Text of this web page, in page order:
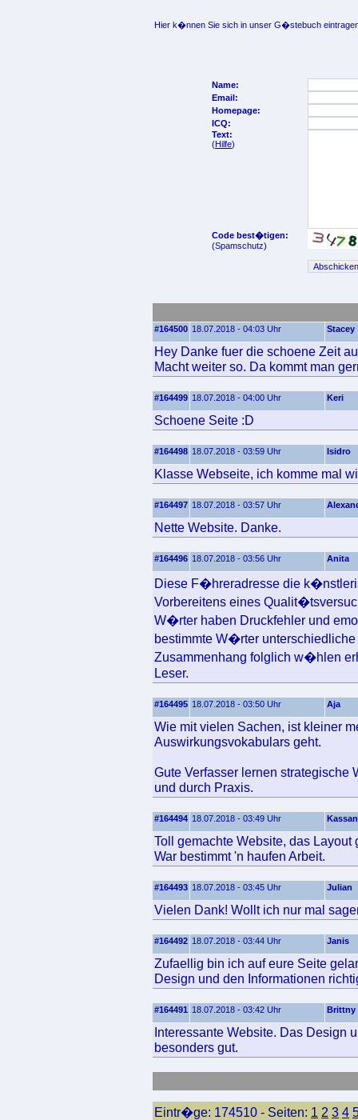
Hier k�nnen Sie sich in unser G�stebuch
Name:
Email:
Homepage:
ICQ:
Text:
(Hilfe)
Code best�tigen:
(Spamschutz)
#164500 18.07.2018 - 04:03 Uhr Stacey
Hey Danke fuer die schoene Zeit
Macht weiter so. Da kommt man
#164499 18.07.2018 - 04:00 Uhr Keri
Schoene Seite :D
#164498 18.07.2018 - 03:59 Uhr Isidro
Klasse Webseite, ich komme mal
#164497 18.07.2018 - 03:57 Uhr
Nette Website. Danke.
#164496 18.07.2018 - 03:56 Uhr Anita
Diese F�hreradresse die
Vorbereitens eines
W�rter haben Druckfehler und
bestimmte W�rter
Zusammenhang folglich w�hlen
Leser.
#164495 18.07.2018 - 03:50 Uhr Aja
Wie mit vielen Sachen, ist kleiner
Auswirkungsvokabulars geht.
Gute Verfasser lernen strategische
und durch Praxis.
#164494 18.07.2018 - 03:49 Uhr
Toll gemachte Website, das Layout
War bestimmt 'n haufen Arbeit.
#164493 18.07.2018 - 03:45 Uhr Julian
Vielen Dank! Wollt ich nur mal
#164492 18.07.2018 - 03:44 Uhr Janis
Zufaellig bin ich auf eure Seite
Design und den Informationen
#164491 18.07.2018 - 03:42 Uhr Brittny
Interessante Website. Das Design
besonders gut.
Eintr�ge: 174510 - Seiten: 1 2 3 4